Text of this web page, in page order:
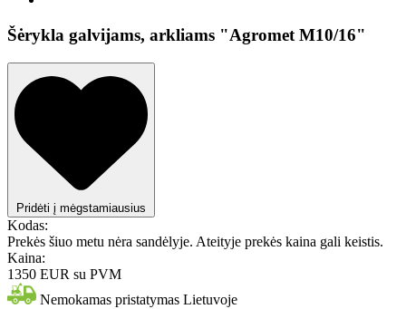
Šėrykla galvijams, arkliams "Agromet M10/16"
Pridėti į mėgstamiausius
Kodas:
Prekės šiuo metu nėra sandėlyje. Ateityje prekės kaina gali keistis.
Kaina:
1350 EUR su PVM
Nemokamas pristatymas Lietuvoje